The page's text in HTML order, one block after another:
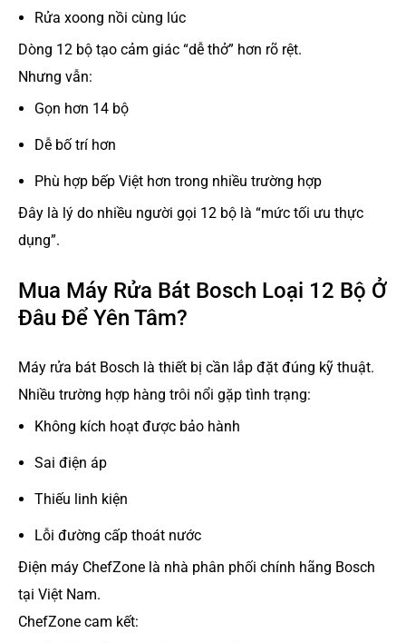
Rửa xoong nồi cùng lúc
Dòng 12 bộ tạo cảm giác “dễ thở” hơn rõ rệt.
Nhưng vẫn:
Gọn hơn 14 bộ
Dễ bố trí hơn
Phù hợp bếp Việt hơn trong nhiều trường hợp
Đây là lý do nhiều người gọi 12 bộ là “mức tối ưu thực
dụng”.
Mua Máy Rửa Bát Bosch Loại 12 Bộ Ở
Đâu Để Yên Tâm?
Máy rửa bát Bosch là thiết bị cần lắp đặt đúng kỹ thuật.
Nhiều trường hợp hàng trôi nổi gặp tình trạng:
Không kích hoạt được bảo hành
Sai điện áp
Thiếu linh kiện
Lỗi đường cấp thoát nước
Điện máy ChefZone là nhà phân phối chính hãng Bosch
tại Việt Nam.
ChefZone cam kết: